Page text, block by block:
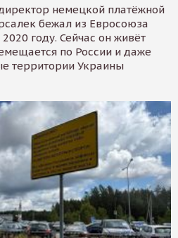
немецкой платёжной
бежал из Евросоюза
году. Сейчас он живёт
по России и даже
территории Украины